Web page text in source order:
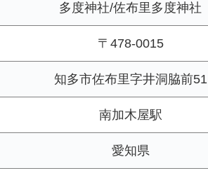
多度神社/佐布里多度神社
〒478-0015
知多市佐布里字井洞脇前51
南加木屋駅
愛知県